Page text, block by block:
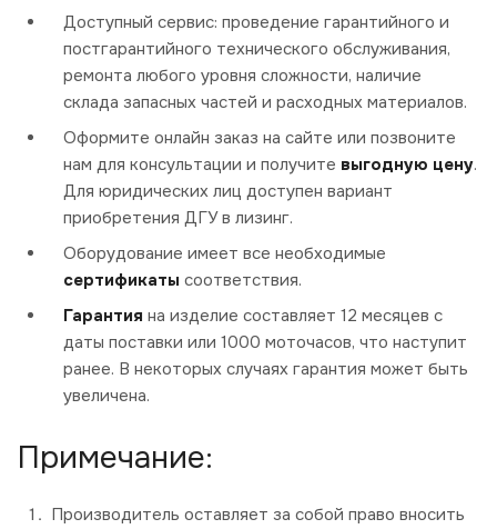
Доступный сервис: проведение гарантийного и
постгарантийного технического обслуживания,
ремонта любого уровня сложности, наличие
склада запасных частей и расходных материалов.
Оформите онлайн заказ на сайте или позвоните
нам для консультации и получите выгодную цену.
Для юридических лиц доступен вариант
приобретения ДГУ в лизинг.
Оборудование имеет все необходимые
сертификаты соответствия.
Гарантия на изделие составляет 12 месяцев с
даты поставки или 1000 моточасов, что наступит
ранее. В некоторых случаях гарантия может быть
увеличена.
Примечание:
Производитель оставляет за собой право вносить